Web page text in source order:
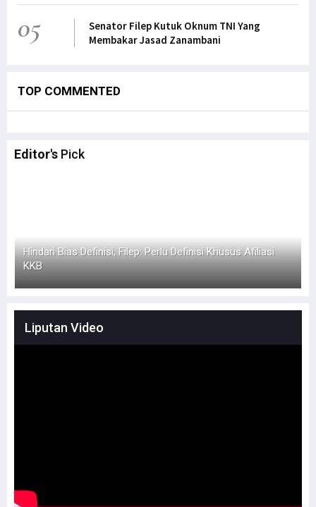
05
Senator Filep Kutuk Oknum TNI Yang
Membakar Jasad Zanambani
TOP COMMENTED
Editor's Pick
Hindari Bias Definisi, Filep: Perlu Definisi Khusus Afiliasi
KKB
Liputan Video